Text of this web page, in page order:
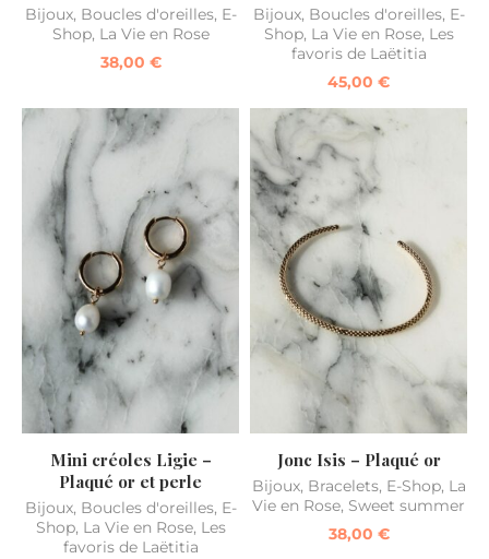
Bijoux, Boucles d'oreilles, E-
Shop, La Vie en Rose
38,00 €
Bijoux, Boucles d'oreilles, E-
Shop, La Vie en Rose, Les
favoris de Laëtitia
45,00 €
Mini créoles Ligie –
Plaqué or et perle
Bijoux, Boucles d'oreilles, E-
Shop, La Vie en Rose, Les
favoris de Laëtitia
Jonc Isis – Plaqué or
Bijoux, Bracelets, E-Shop, La
Vie en Rose, Sweet summer
38,00 €